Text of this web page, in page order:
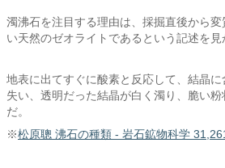
濁沸石を注目する理由は、採掘直後から
い天然のゼオライトであるという記述を見
地表に出てすぐに酸素と反応して、結晶
失い、透明だった結晶が白く濁り、脆い
だ。
※松原聰 沸石の種類 - 岩石鉱物科学